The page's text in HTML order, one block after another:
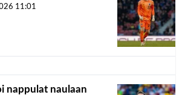
11:01
nappulat naulaan